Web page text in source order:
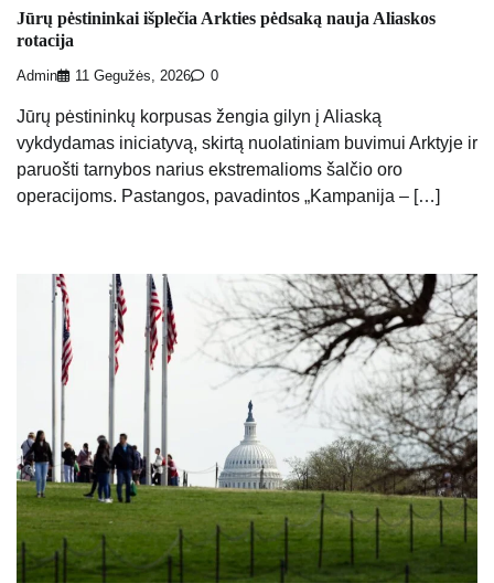
Jūrų pėstininkai išplečia Arkties pėdsaką nauja Aliaskos
rotacija
Admin 11 Gegužės, 2026 0
Jūrų pėstininkų korpusas žengia gilyn į Aliaską
vykdydamas iniciatyvą, skirtą nuolatiniam buvimui Arktyje ir
paruošti tarnybos narius ekstremalioms šalčio oro
operacijoms. Pastangos, pavadintos „Kampanija – […]